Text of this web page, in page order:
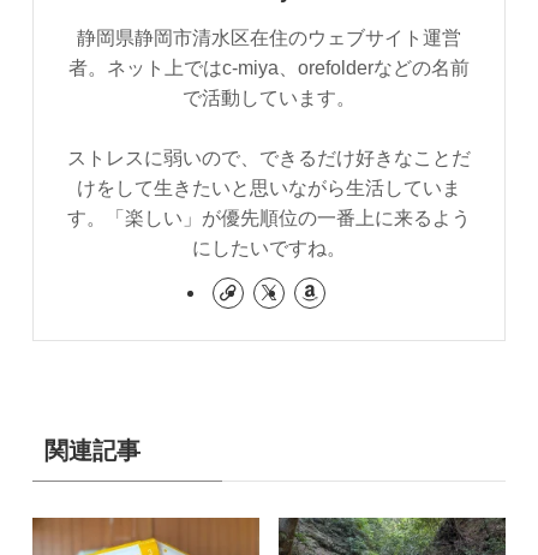
静岡県静岡市清水区在住のウェブサイト運営
者。ネット上ではc-miya、orefolderなどの名前
で活動しています。
ストレスに弱いので、できるだけ好きなことだ
けをして生きたいと思いながら生活していま
す。「楽しい」が優先順位の一番上に来るよう
にしたいですね。
関連記事